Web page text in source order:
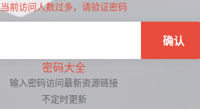
当前访问人数过多，请验证密码
确认
密码大全
输入密码访问最新资源链接
不定时更新